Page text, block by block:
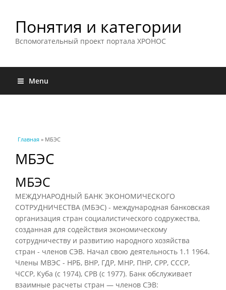
Понятия и категории
Вспомогательный проект портала ХРОНОС
Menu
Вы здесь
Главная » МБЭС
МБЭС
МБЭС
МЕЖДУНАРОДНЫЙ БАНК ЭКОНОМИЧЕСКОГО
СОТРУДНИЧЕСТВА (МБЭС) - международная банковская
организация стран социалистического содружества,
созданная для содействия экономическому
сотрудничеству и развитию народного хозяйства
стран - членов СЭВ. Начал свою деятельность 1.1 1964.
Члены МВЭС - НРБ, ВНР, ГДР, МНР, ПНР, СРР, СССР,
ЧССР, Куба (с 1974), СРВ (с 1977). Банк обслуживает
взаимные расчеты стран — членов СЭВ: